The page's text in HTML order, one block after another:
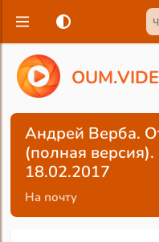
OUM.VIDE
Андрей Верба.
(полная
18.02.2017
На почту